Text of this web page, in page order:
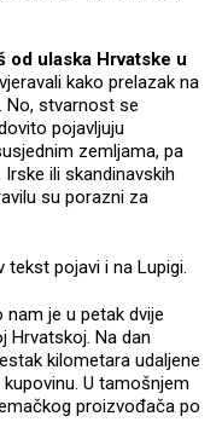
od ulaska Hrvatske u
kako prelazak na
No, stvarnost se
pojavljuju
zemljama, pa
ili skandinavskih
su porazni za
tekst pojavi i na Lupigi.
je u petak dvije
Hrvatskoj. Na dan
kilometara udaljene
U tamošnjem
proizvođača po